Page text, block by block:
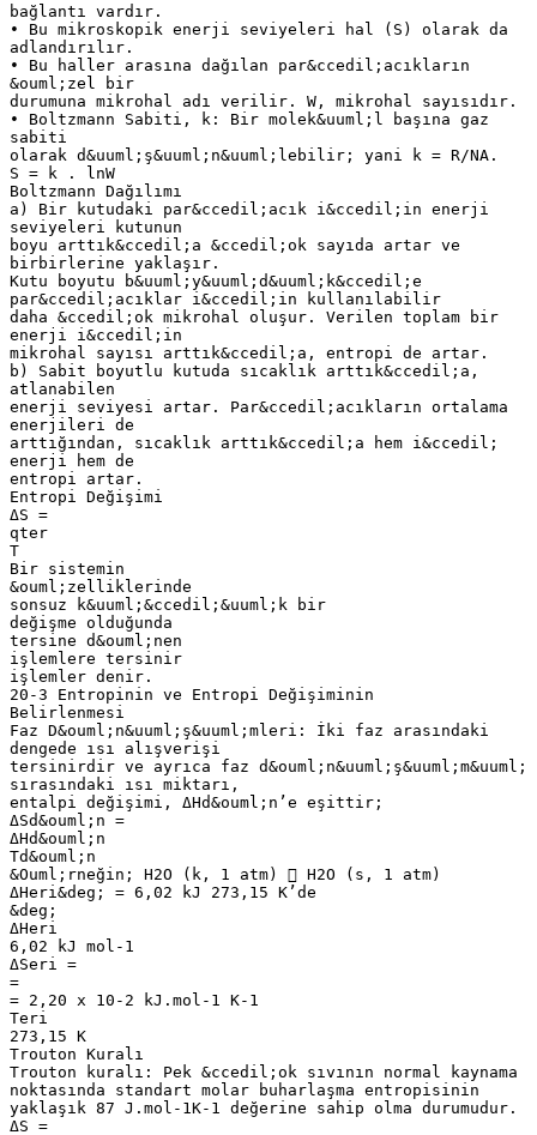
bağlantı vardır.
• Bu mikroskopik enerji seviyeleri hal (S) olarak da
adlandırılır.
• Bu haller arasına dağılan par&ccedil;acıkların
&ouml;zel bir
durumuna mikrohal adı verilir. W, mikrohal sayısıdır.
• Boltzmann Sabiti, k: Bir molek&uuml;l başına gaz
sabiti
olarak d&uuml;ş&uuml;n&uuml;lebilir; yani k = R/NA.
S = k . lnW
Boltzmann Dağılımı
a) Bir kutudaki par&ccedil;acık i&ccedil;in enerji
seviyeleri kutunun
boyu arttık&ccedil;a &ccedil;ok sayıda artar ve
birbirlerine yaklaşır.
Kutu boyutu b&uuml;y&uuml;d&uuml;k&ccedil;e
par&ccedil;acıklar i&ccedil;in kullanılabilir
daha &ccedil;ok mikrohal oluşur. Verilen toplam bir
enerji i&ccedil;in
mikrohal sayısı arttık&ccedil;a, entropi de artar.
b) Sabit boyutlu kutuda sıcaklık arttık&ccedil;a,
atlanabilen
enerji seviyesi artar. Par&ccedil;acıkların ortalama
enerjileri de
arttığından, sıcaklık arttık&ccedil;a hem i&ccedil;
enerji hem de
entropi artar.
Entropi Değişimi
ΔS =
qter
T
Bir sistemin
&ouml;zelliklerinde
sonsuz k&uuml;&ccedil;&uuml;k bir
değişme olduğunda
tersine d&ouml;nen
işlemlere tersinir
işlemler denir.
20-3 Entropinin ve Entropi Değişiminin
Belirlenmesi
Faz D&ouml;n&uuml;ş&uuml;mleri: İki faz arasındaki
dengede ısı alışverişi
tersinirdir ve ayrıca faz d&ouml;n&uuml;ş&uuml;m&uuml;
sırasındaki ısı miktarı,
entalpi değişimi, ΔHd&ouml;n’e eşittir;
ΔSd&ouml;n =
ΔHd&ouml;n
Td&ouml;n
&Ouml;rneğin; H2O (k, 1 atm)  H2O (s, 1 atm)
ΔHeri&deg; = 6,02 kJ 273,15 K’de
&deg;
ΔHeri
6,02 kJ mol-1
ΔSeri =
=
= 2,20 x 10-2 kJ.mol-1 K-1
Teri
273,15 K
Trouton Kuralı
Trouton kuralı: Pek &ccedil;ok sıvının normal kaynama
noktasında standart molar buharlaşma entropisinin
yaklaşık 87 J.mol-1K-1 değerine sahip olma durumudur.
ΔS =